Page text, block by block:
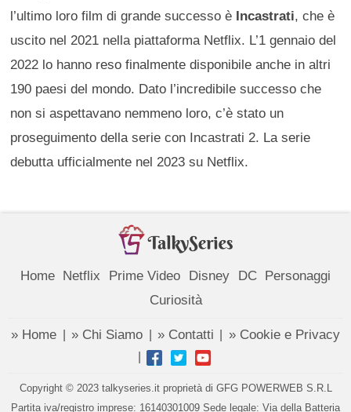
l’ultimo loro film di grande successo è Incastrati, che è
uscito nel 2021 nella piattaforma Netflix. L’1 gennaio del
2022 lo hanno reso finalmente disponibile anche in altri
190 paesi del mondo. Dato l’incredibile successo che
non si aspettavano nemmeno loro, c’è stato un
proseguimento della serie con Incastrati 2. La serie
debutta ufficialmente nel 2023 su Netflix.
Home Netflix Prime Video Disney DC
Personaggi
Curiosità
» Home » Chi Siamo » Contatti » Cookie e Privacy
Copyright © 2023 talkyseries.it proprietà di GFG POWERWEB S.R.L
Partita iva/registro imprese: 16140301009 Sede legale: Via della Batteria